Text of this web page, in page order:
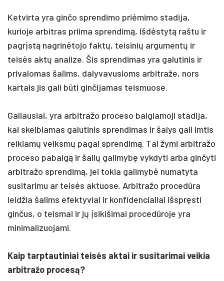
Ketvirta yra ginčo sprendimo priėmimo stadija,
kurioje arbitras priima sprendimą, išdėstytą raštu ir
pagrįstą nagrinėtojo faktų, teisinių argumentų ir
teisės aktų analize. Šis sprendimas yra galutinis ir
privalomas šalims, dalyvavusioms arbitraže, nors
kartais jis gali būti ginčijamas teismuose.
Galiausiai, yra arbitražo proceso baigiamoji stadija,
kai skelbiamas galutinis sprendimas ir šalys gali imtis
reikiamų veiksmų pagal sprendimą. Tai žymi arbitražo
proceso pabaigą ir šalių galimybę vykdyti arba ginčyti
arbitražo sprendimą, jei tokia galimybė numatyta
susitarimu ar teisės aktuose. Arbitražo procedūra
leidžia šalims efektyviai ir konfidencialiai išspręsti
ginčus, o teismai ir jų įsikišimai procedūroje yra
minimalizuojami.
Kaip tarptautiniai teisės aktai ir susitarimai veikia
arbitražo procesą?